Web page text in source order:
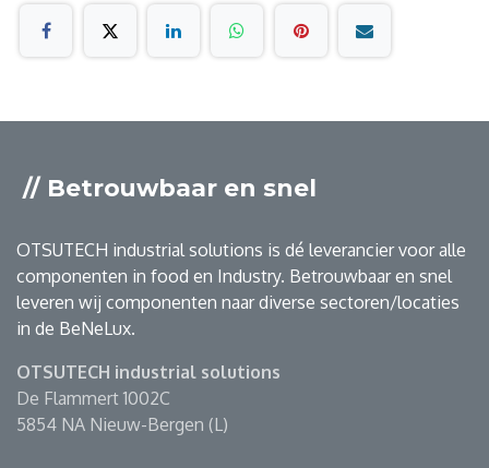
// Betrouwbaar en snel
OTSUTECH industrial solutions is dé leverancier voor alle
componenten in food en Industry. Betrouwbaar en snel
leveren wij componenten naar diverse sectoren/locaties
in de BeNeLux.
OTSUTECH industrial solutions
De Flammert 1002C
5854 NA Nieuw-Bergen (L)